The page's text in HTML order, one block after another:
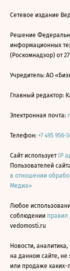
Сетевое издание
Решение
информационных
(Роскомнадзор) от
Учредитель: АО
Главный редактор:
Электронная почта:
Телефон: +7 495 956-
Сайт использует IP
Пользователей
в отношении
Медиа»
Любое
соблюдении правил
vedomosti.ru
Новости,
на данном сайте,
или продаже каких-